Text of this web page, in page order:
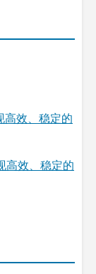
高效、稳定的
高效、稳定的